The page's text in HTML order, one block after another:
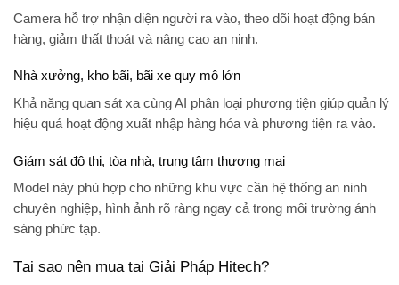
Camera hỗ trợ nhận diện người ra vào, theo dõi hoạt động bán
hàng, giảm thất thoát và nâng cao an ninh.
Nhà xưởng, kho bãi, bãi xe quy mô lớn
Khả năng quan sát xa cùng AI phân loại phương tiện giúp quản lý
hiệu quả hoạt động xuất nhập hàng hóa và phương tiện ra vào.
Giám sát đô thị, tòa nhà, trung tâm thương mại
Model này phù hợp cho những khu vực cần hệ thống an ninh
chuyên nghiệp, hình ảnh rõ ràng ngay cả trong môi trường ánh
sáng phức tạp.
Tại sao nên mua tại Giải Pháp Hitech?